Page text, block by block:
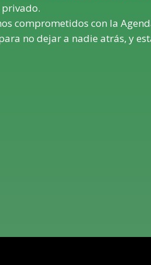
comprometidos con la
no dejar a nadie atrás, y